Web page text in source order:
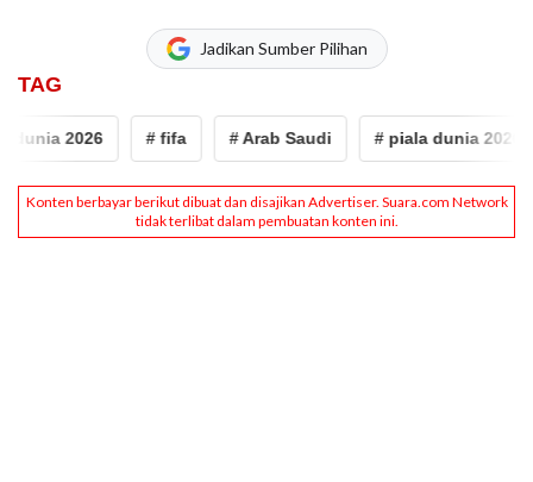
Jadikan Sumber Pilihan
TAG
2026 # fifa # Arab Saudi # piala dunia 2026